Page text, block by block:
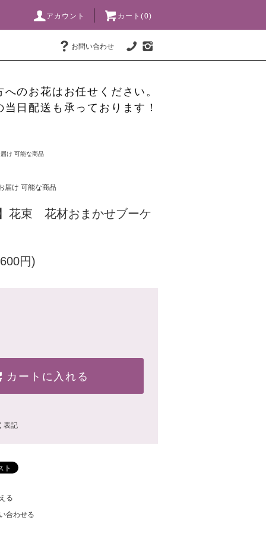
アカウント カート(0)
お問い合わせ
へのお花はお任せください。
当日配送も承っております！
け 可能な商品
届け 可能な商品
花束 花材おまかせブーケ
円)
カートに入れる
表記
る
合わせる